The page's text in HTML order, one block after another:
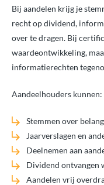
Bij aandelen krijg je
recht op dividend,
over te dragen. Bij
waardeontwikkeling,
informatierechten
Aandeelhouders kunnen:
Stemmen over
Jaarverslagen en
Deelnemen aan
Dividend ontvangen
Aandelen vrij